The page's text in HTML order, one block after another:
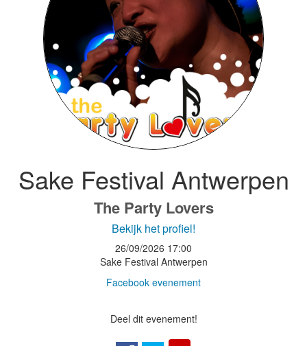
Sake Festival Antwerpen
The Party Lovers
Bekijk het profiel!
26/09/2026 17:00
Sake Festival Antwerpen
Facebook evenement
Deel dit evenement!